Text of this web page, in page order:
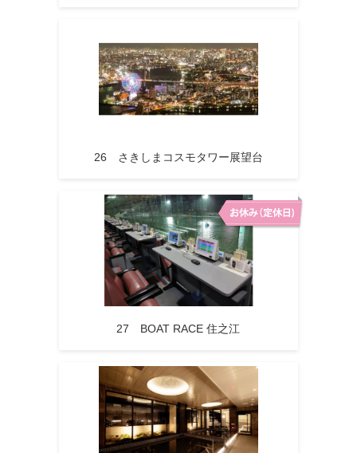
26 さきしまコスモタワー展望台
27 BOAT RACE 住之江